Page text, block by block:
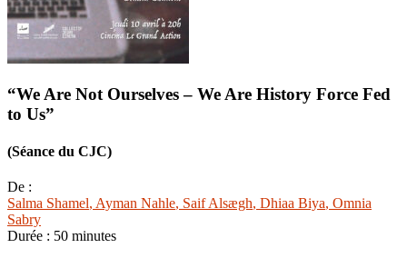
“We Are Not Ourselves – We Are History Force Fed
to Us”
(Séance du CJC)
De :
Salma Shamel, Ayman Nahle, Saif Alsægh, Dhiaa Biya, Omnia
Sabry
Durée : 50 minutes